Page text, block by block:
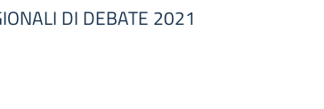
DI DEBATE 2021